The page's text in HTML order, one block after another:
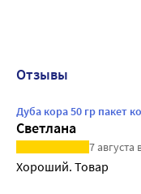
Отзывы
Дуба кора 50 гр пакет
Светлана
7 августа
Хороший. Товар